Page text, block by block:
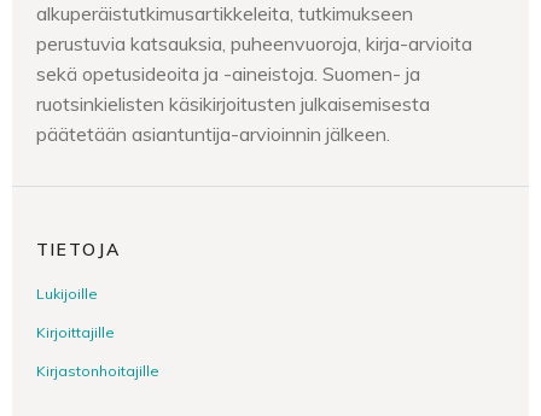
alkuperäistutkimusartikkeleita, tutkimukseen
perustuvia katsauksia, puheenvuoroja, kirja-arvioita
sekä opetusideoita ja -aineistoja. Suomen- ja
ruotsinkielisten käsikirjoitusten julkaisemisesta
päätetään asiantuntija-arvioinnin jälkeen.
TIETOJA
Lukijoille
Kirjoittajille
Kirjastonhoitajille